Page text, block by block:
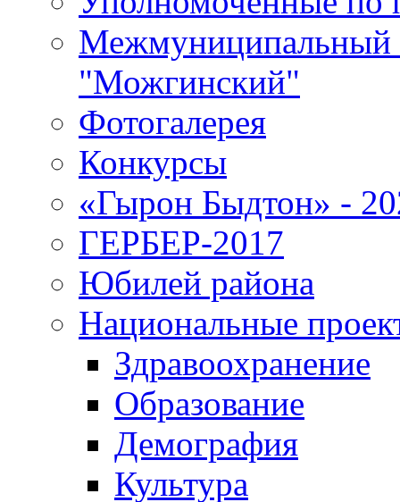
Межмуниципальный
"Можгинский"
Фотогалерея
Конкурсы
«Гырон Быдтон» -
ГЕРБЕР-2017
Юбилей района
Национальные
Здравоохранение
Образование
Демография
Культура